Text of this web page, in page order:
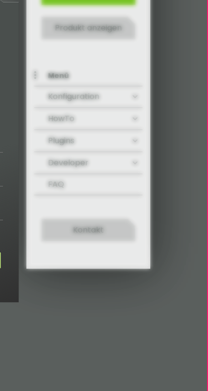
Produkt anzeigen
Menü
Konfiguration
HowTo
Plugins
Developer
FAQ
Kontakt